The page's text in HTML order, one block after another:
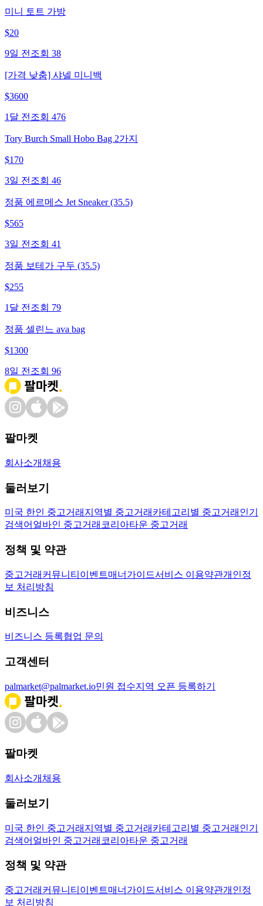
미니 토트 가방
$20
9일 전 조회 38
[가격 낮춤] 샤넬 미니백
$3600
1달 전 조회 476
Tory Burch Small Hobo Bag 2가지
$170
3일 전 조회 46
정품 에르메스 Jet Sneaker (35.5)
$565
3일 전 조회 41
정품 보테가 구두 (35.5)
$255
1달 전 조회 79
정품 셀린느 ava bag
$1300
8일 전 조회 96
팔마켓
회사소개 채용
둘러보기
미국 한인 중고거래 지역별 중고거래 카테고리별 중고거래 인기
검색어 얼바인 중고거래 코리아타운 중고거래
정책 및 약관
중고거래 커뮤니티 이벤트매너가이드서비스 이용약관개인정
보 처리방침
비즈니스
비즈니스 등록협업 문의
고객센터
palmarket@palmarket.io민원 접수지역 오픈 등록하기
팔마켓
회사소개 채용
둘러보기
미국 한인 중고거래 지역별 중고거래 카테고리별 중고거래 인기
검색어 얼바인 중고거래 코리아타운 중고거래
정책 및 약관
중고거래 커뮤니티 이벤트매너가이드서비스 이용약관개인정
보 처리방침